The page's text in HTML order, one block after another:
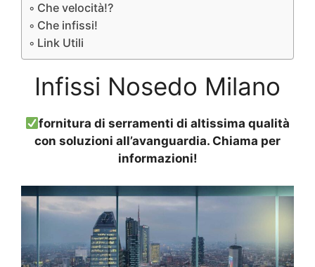
Che velocità!?
Che infissi!
Link Utili
Infissi Nosedo Milano
fornitura di serramenti di altissima qualità
con soluzioni all’avanguardia. Chiama per
informazioni!